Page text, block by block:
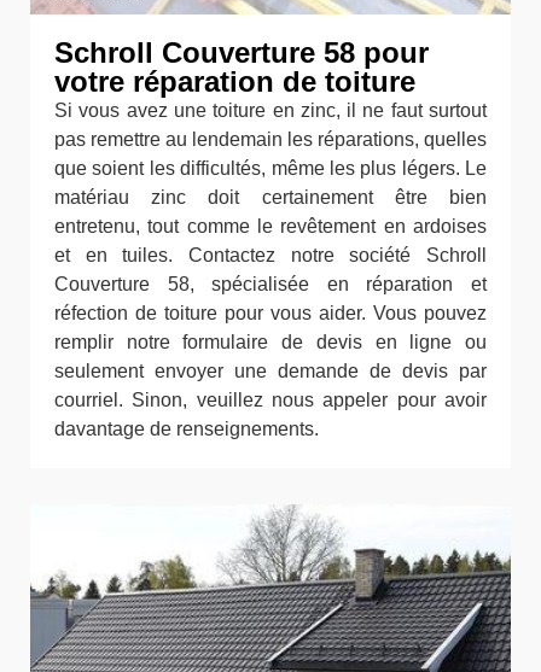
Schroll Couverture 58 pour
votre réparation de toiture
Si vous avez une toiture en zinc, il ne faut surtout
pas remettre au lendemain les réparations, quelles
que soient les difficultés, même les plus légers. Le
matériau zinc doit certainement être bien
entretenu, tout comme le revêtement en ardoises
et en tuiles. Contactez notre société Schroll
Couverture 58, spécialisée en réparation et
réfection de toiture pour vous aider. Vous pouvez
remplir notre formulaire de devis en ligne ou
seulement envoyer une demande de devis par
courriel. Sinon, veuillez nous appeler pour avoir
davantage de renseignements.